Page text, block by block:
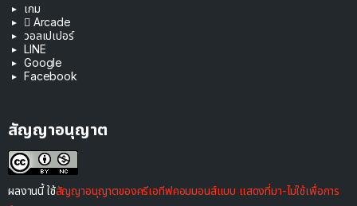
เกม
 Arcade
วอลเปเปอร์
LINE
Google
Facebook
สัญญาอนุญาต
ผลงานนี้ ใช้สัญญาอนุญาตของครีเอทีฟคอมมอนส์แบบ แสดงที่มา-ไม่ใช้เพื่อการ